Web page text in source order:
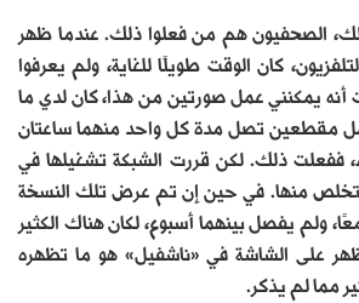
الصحفيون هم من فعلوا ذلك. عندما ظهر
كان الوقت طويلًا للغاية، ولم يعرفوا
أنه يمكنني عمل صورتين من هذا، كان لدي ما
مقطعين تصل مدة كل واحد منهما ساعتان
ففعلت ذلك. لكن قررت الشبكة تشغيلها في
منها. في حين إن تم عرض تلك النسخة
ولم يفصل بينهما أسبوع، لكان هناك الكثير
على الشاشة في «ناشفيل» هو ما تظهره
مما لم يذكر.